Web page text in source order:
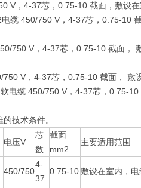
V，4-37芯，0.75-10 截面，敷
缆 450/750 V，4-37芯，0.75-10
750 V，4-37芯，0.75-10 截面，
750 V，4-37芯，0.75-10 截面，
电缆 450/750 V，4-37芯，0.75-
技术条件。
电压V
芯
数
截面
mm2
主要适用范围
450/750
4-
37
0.75-10 敷设在室内，